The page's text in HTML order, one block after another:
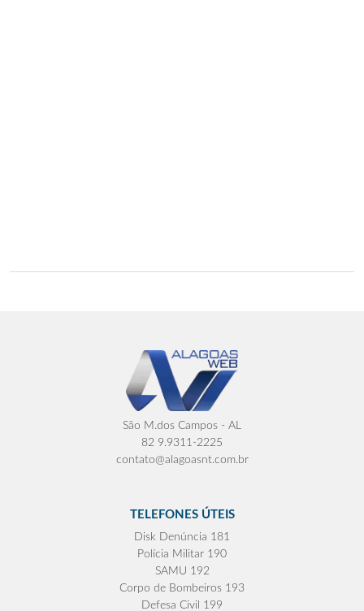
São M.dos Campos - AL
82 9.9311-2225
contato@alagoasnt.com.br
TELEFONES ÚTEIS
Disk Denúncia 181
Polícia Militar 190
SAMU 192
Corpo de Bombeiros 193
Defesa Civil 199